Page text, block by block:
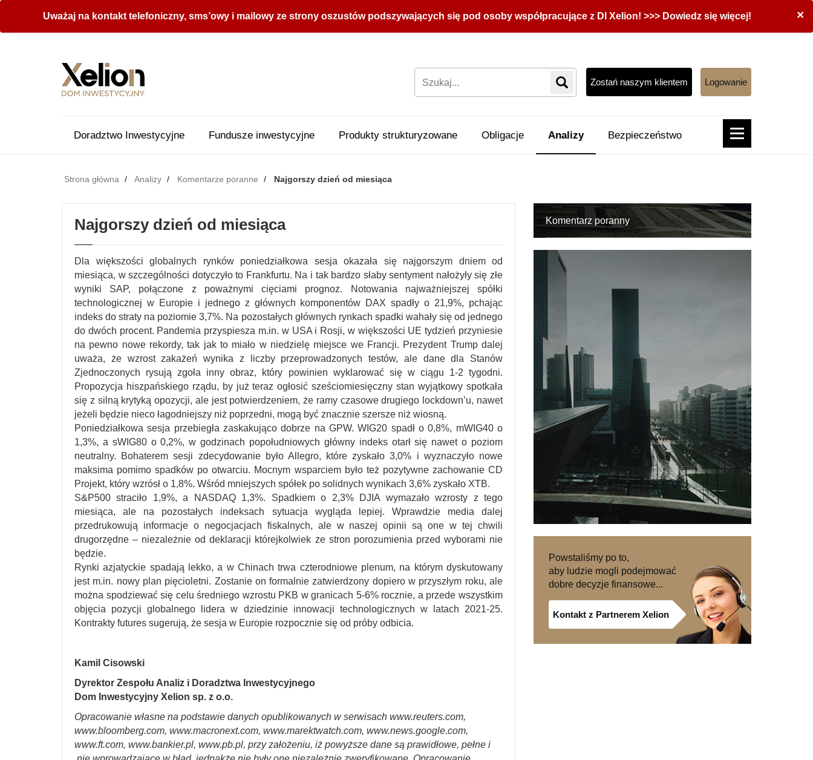
×
Uważaj na kontakt telefoniczny, sms’owy i mailowy ze strony oszustów podszywających się pod osoby współpracujące z DI Xelion! >>> Dowiedz się więcej!
Zostań naszym klientem Logowanie
Doradztwo Inwestycyjne Fundusze inwestycyjne Produkty strukturyzowane Obligacje Analizy Bezpieczeństwo
Strona główna Analizy Komentarze poranne Najgorszy dzień od miesiąca
Najgorszy dzień od miesiąca
Dla większości globalnych rynków poniedziałkowa sesja okazała się najgorszym dniem od
miesiąca, w szczególności dotyczyło to Frankfurtu. Na i tak bardzo słaby sentyment nałożyły się złe
wyniki SAP, połączone z poważnymi cięciami prognoz. Notowania najważniejszej spółki
technologicznej w Europie i jednego z głównych komponentów DAX spadły o 21,9%, pchając
indeks do straty na poziomie 3,7%. Na pozostałych głównych rynkach spadki wahały się od jednego
do dwóch procent. Pandemia przyspiesza m.in. w USA i Rosji, w większości UE tydzień przyniesie
na pewno nowe rekordy, tak jak to miało w niedzielę miejsce we Francji. Prezydent Trump dalej
uważa, że wzrost zakażeń wynika z liczby przeprowadzonych testów, ale dane dla Stanów
Zjednoczonych rysują zgoła inny obraz, który powinien wyklarować się w ciągu 1-2 tygodni.
Propozycja hiszpańskiego rządu, by już teraz ogłosić sześciomiesięczny stan wyjątkowy spotkała
się z silną krytyką opozycji, ale jest potwierdzeniem, że ramy czasowe drugiego lockdown’u, nawet
jeżeli będzie nieco łagodniejszy niż poprzedni, mogą być znacznie szersze niż wiosną.
Poniedziałkowa sesja przebiegła zaskakująco dobrze na GPW. WIG20 spadł o 0,8%, mWIG40 o
1,3%, a sWIG80 o 0,2%, w godzinach popołudniowych główny indeks otarł się nawet o poziom
neutralny. Bohaterem sesji zdecydowanie było Allegro, które zyskało 3,0% i wyznaczyło nowe
maksima pomimo spadków po otwarciu. Mocnym wsparciem było też pozytywne zachowanie CD
Projekt, który wzrósł o 1,8%. Wśród mniejszych spółek po solidnych wynikach 3,6% zyskało XTB.
S&P500 straciło 1,9%, a NASDAQ 1,3%. Spadkiem o 2,3% DJIA wymazało wzrosty z tego
miesiąca, ale na pozostałych indeksach sytuacja wygląda lepiej. Wprawdzie media dalej
przedrukowują informacje o negocjacjach fiskalnych, ale w naszej opinii są one w tej chwili
drugorzędne – niezależnie od deklaracji którejkolwiek ze stron porozumienia przed wyborami nie
będzie.
Rynki azjatyckie spadają lekko, a w Chinach trwa czterodniowe plenum, na którym dyskutowany
jest m.in. nowy plan pięcioletni. Zostanie on formalnie zatwierdzony dopiero w przyszłym roku, ale
można spodziewać się celu średniego wzrostu PKB w granicach 5-6% rocznie, a przede wszystkim
objęcia pozycji globalnego lidera w dziedzinie innowacji technologicznych w latach 2021-25.
Kontrakty futures sugerują, że sesja w Europie rozpocznie się od próby odbicia.
Kamil Cisowski
Dyrektor Zespołu Analiz i Doradztwa Inwestycyjnego
Dom Inwestycyjny Xelion sp. z o.o.
Opracowanie własne na podstawie danych opublikowanych w serwisach www.reuters.com,
www.bloomberg.com, www.macronext.com, www.marektwatch.com, www.news.google.com,
www.ft.com, www.bankier.pl, www.pb.pl, przy założeniu, iż powyższe dane są prawidłowe, pełne i
Komentarz poranny
Powstaliśmy po to,
aby ludzie mogli podejmować
dobre decyzje finansowe...
Kontakt z Partnerem Xelion